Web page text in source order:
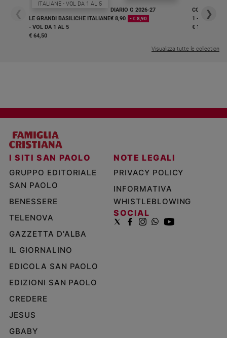
❮
LE GRANDI BASILICHE ITALIANE
- VOL DA 1 AL 5
€ 64,50
DIARIO G 2026-27
€ 8,90
- € 8,90
COLLANA
1 - 2
€ 18,50
❯
Visualizza tutte le collection
I SITI SAN PAOLO
GRUPPO EDITORIALE
SAN PAOLO
BENESSERE
TELENOVA
GAZZETTA D'ALBA
IL GIORNALINO
EDICOLA SAN PAOLO
EDIZIONI SAN PAOLO
CREDERE
JESUS
GBABY
NOTE LEGALI
PRIVACY POLICY
INFORMATIVA
WHISTLEBLOWING
SOCIAL